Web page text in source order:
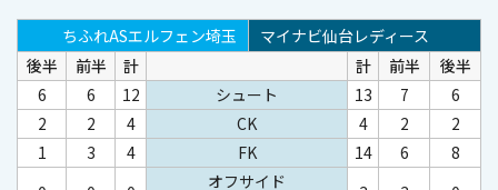
ちふれASエルフェン埼玉
マイナビ仙台レディース
後半
前半 計 計 前半
後半
6
6 12 シュート 13 7
6
2
2 4 CK 4 2
2
1
3 4 FK 14 6
8
オフサイド